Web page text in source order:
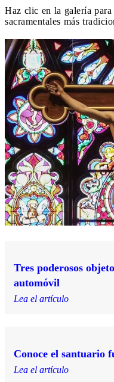
Haz clic en la galería
sacramentales más
Tres poderosos
automóvil
Lea el artículo
Conoce el santuario
Lea el artículo